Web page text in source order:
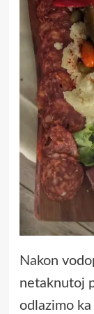
Nakon
netaknutoj
odlazimo